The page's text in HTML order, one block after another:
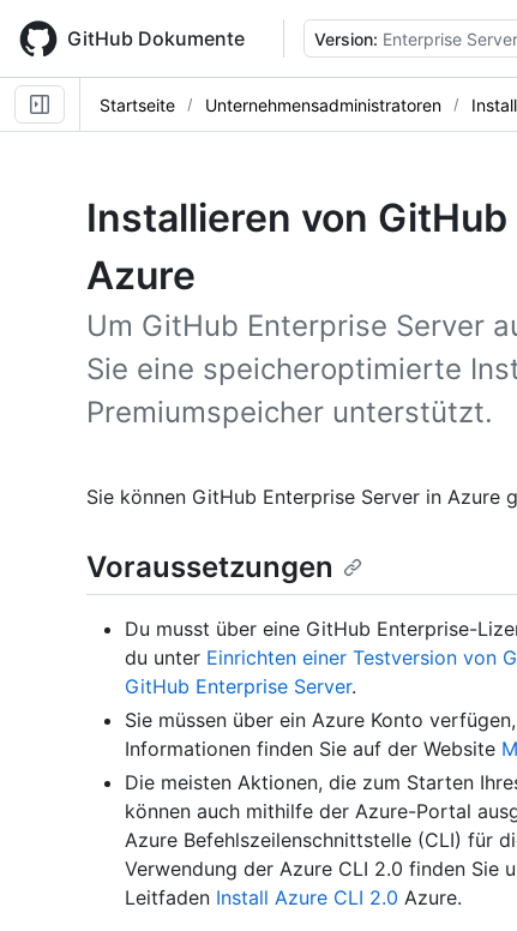
main
content
GitHub Dokumente Version: Enterprise
Startseite Unternehmensadministratoren
Installieren von
Azure
Um GitHub Enterprise Server
Sie eine speicheroptimierte
Premiumspeicher unterstützt.
Sie können GitHub Enterprise Server in
Voraussetzungen
Du musst über eine GitHub Enterprise-
du unter Einrichten einer Testversion von
GitHub Enterprise Server.
Sie müssen über ein Azure Konto
Informationen finden Sie auf der Website
Die meisten Aktionen, die zum Starten
können auch mithilfe der Azure-Portal
Azure Befehlszeilenschnittstelle (CLI) für
Verwendung der Azure CLI 2.0 finden Sie
Leitfaden Install Azure CLI 2.0 Azure.